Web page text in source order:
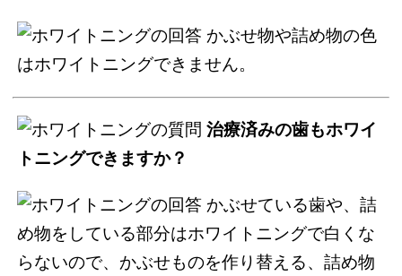
かぶせ物や詰め物の色
はホワイトニングできません。
治療済みの歯もホワイ
トニングできますか？
かぶせている歯や、詰
め物をしている部分はホワイトニングで白くな
らないので、かぶせものを作り替える、詰め物